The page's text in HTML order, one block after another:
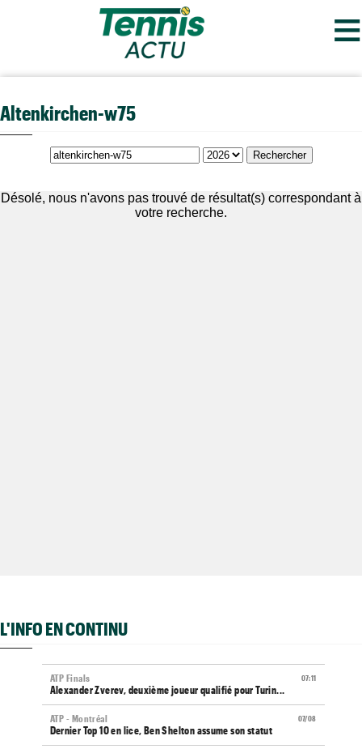
≡
Altenkirchen-w75
Désolé, nous n'avons pas trouvé de résultat(s) correspondant à
votre recherche.
L'INFO EN CONTINU
07:11
ATP Finals
Alexander Zverev, deuxième joueur qualifié pour Turin...
07/08
ATP - Montréal
Dernier Top 10 en lice, Ben Shelton assume son statut